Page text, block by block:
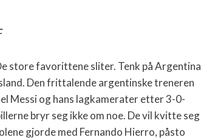
store favorittene sliter. Tenk på Argentina
Den frittalende argentinske treneren
Messi og hans lagkamerater etter 3-0-
bryr seg ikke om noe. De vil kvitte seg
gjorde med Fernando Hierro, påsto